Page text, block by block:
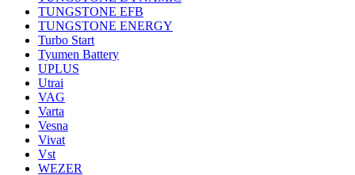
TUNGSTONE EFB
TUNGSTONE ENERGY
Turbo Start
Tyumen Battery
UPLUS
Utrai
VAG
Varta
Vesna
Vivat
Vst
WEZER